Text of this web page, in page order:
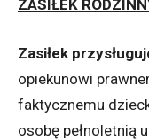
ZASIŁEK
Zasiłek
opiekunowi
faktycznemu
osobę pełnoletnią